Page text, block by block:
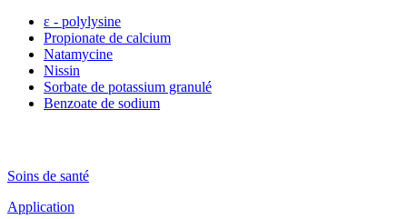
ε - polylysine
Propionate de calcium
Natamycine
Nissin
Sorbate de potassium granulé
Benzoate de sodium
Soins de santé
Application